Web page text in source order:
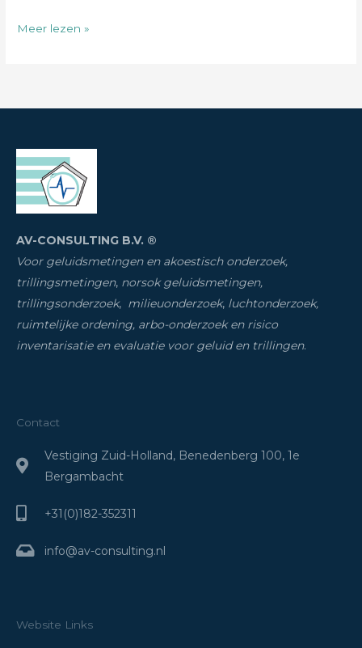
Meer lezen »
AV-CONSULTING B.V. ®
Voor geluidsmetingen en akoestisch onderzoek,
trillingsmetingen, norsok geluidsmetingen,
trillingsonderzoek, milieuonderzoek, luchtonderzoek,
ruimtelijke ordening, arbo-onderzoek en risico
inventarisatie en evaluatie voor geluid en trillingen.
Contact
Vestiging Zuid-Holland, Benedenberg 100, 1e
Bergambacht
+31(0)182-352311
info@av-consulting.nl
Website Links